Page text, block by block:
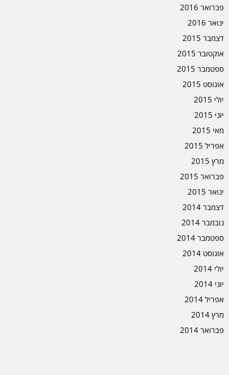
פברואר 2016
ינואר 2016
דצמבר 2015
אוקטובר 2015
ספטמבר 2015
אוגוסט 2015
יולי 2015
יוני 2015
מאי 2015
אפריל 2015
מרץ 2015
פברואר 2015
ינואר 2015
דצמבר 2014
נובמבר 2014
ספטמבר 2014
אוגוסט 2014
יולי 2014
יוני 2014
אפריל 2014
מרץ 2014
פברואר 2014